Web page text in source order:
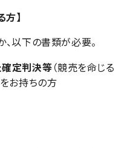
】
以下の書類が必要。
定判決等（競売を命じる
お持ちの方